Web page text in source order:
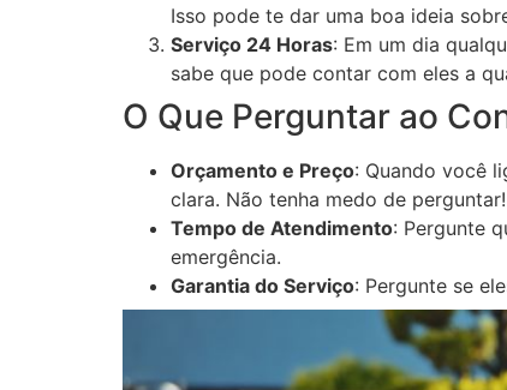
Isso pode te dar uma boa ideia
Serviço 24 Horas: Em um dia
sabe que pode contar com eles a
O Que Perguntar ao
Orçamento e Preço: Quando você
clara. Não tenha medo de perguntar!
Tempo de Atendimento: Pergunte
emergência.
Garantia do Serviço: Pergunte se